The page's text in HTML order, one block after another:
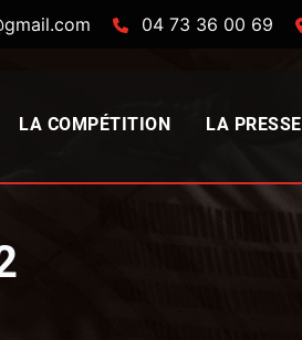
04 73 36 00 69
LA COMPÉTITION LA PRESSE